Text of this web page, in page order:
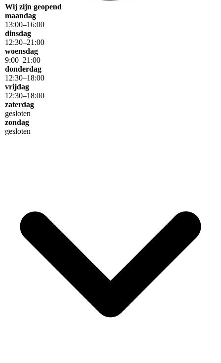
Wij zijn geopend
maandag
13:00–16:00
dinsdag
12:30–21 :00
woensdag
9:00–21 :00
donderdag
12:30–18:00
vrijdag
12:30–18:00
zaterdag
gesloten
zondag
gesloten